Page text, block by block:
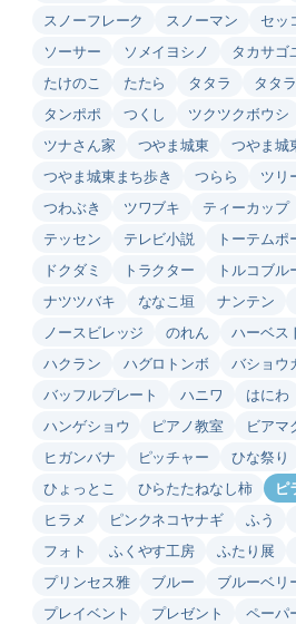
スノーフレーク
スノーマン セッ
ソーサー
ソメイヨシノ タカサゴ
たけのこ
たたら タタラ タタ
タンポポ
つくし ツクツクボウシ
ツナさん家
つやま城東
つやま城
つやま城東まち歩き
つらら ツリ
つわぶき
ツワブキ ティーカップ
テッセン
テレビ小説 トーテムポ
ドクダミ
トラクター トルコブル
ナツツバキ
ななこ垣 ナンテン
ノースビレッジ
のれん ハーベス
ハクラン
ハグロトンボ バショウ
バッフルプレート
ハニワ はにわ
ハンゲショウ
ピアノ教室 ビアマ
ヒガンバナ
ピッチャー ひな祭り
ひょっとこ
ひらたたねなし柿
ピ
ヒラメ
ピンクネコヤナギ ふう
フォト
ふくやす工房 ふたり展
プリンセス雅
ブルー ブルーベリ
プレイベント
プレゼント
ペーパ